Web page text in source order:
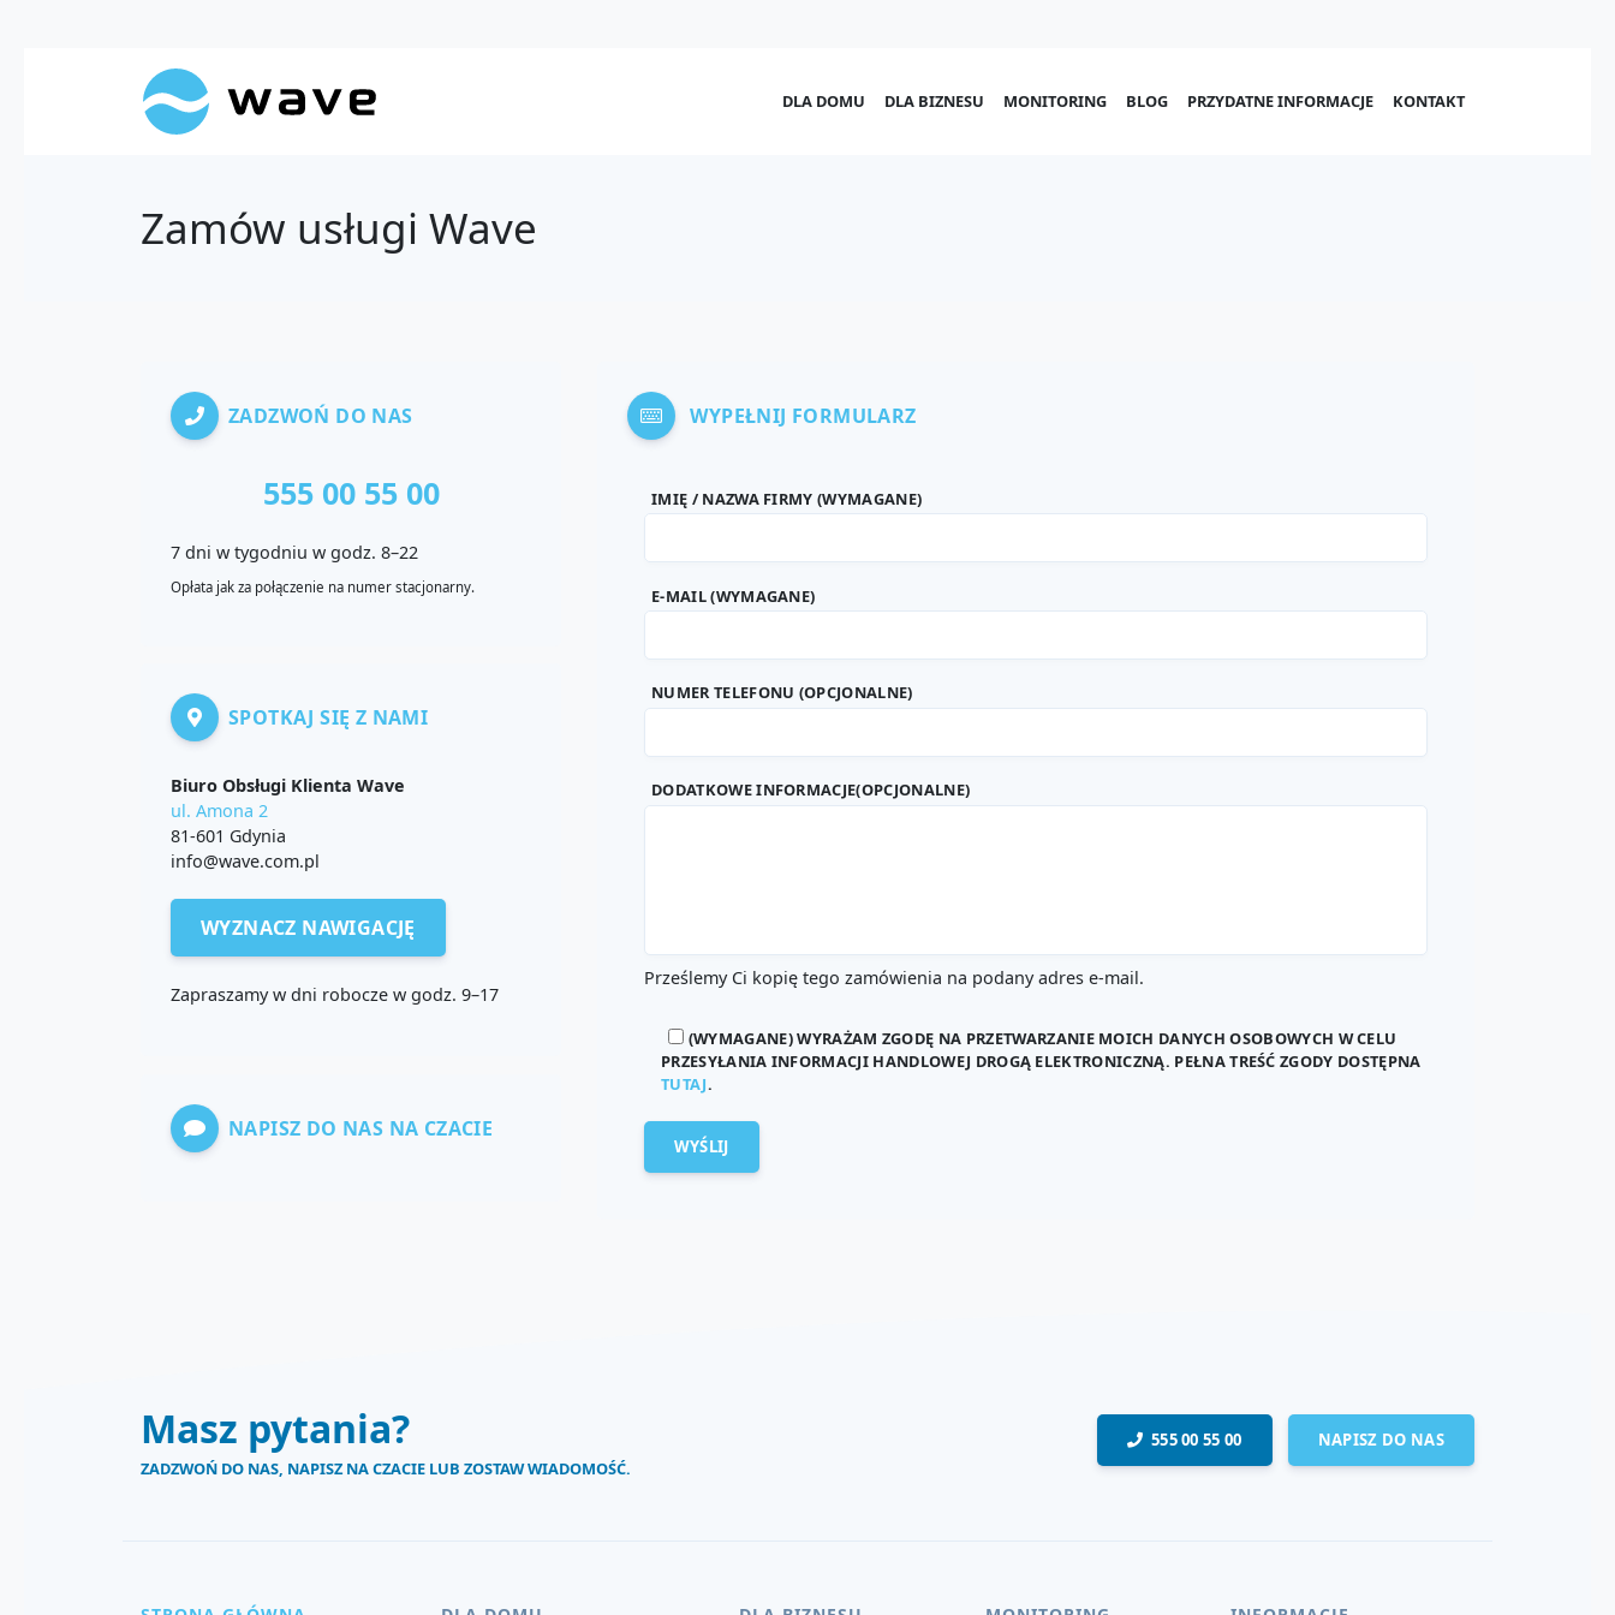
DLA DOMU DLA BIZNESU MONITORING BLOG PRZYDATNE INFORMACJE KONTAKT
Zamów usługi Wave
ZADZWOŃ DO NAS
555 00 55 00
7 dni w tygodniu w godz. 8–22
Opłata jak za połączenie na numer stacjonarny.
SPOTKAJ SIĘ Z NAMI
Biuro Obsługi Klienta Wave
ul. Amona 2
81-601 Gdynia
info@wave.com.pl
WYZNACZ NAWIGACJĘ
Zapraszamy w dni robocze w godz. 9–17
NAPISZ DO NAS NA CZACIE
WYPEŁNIJ FORMULARZ
IMIĘ / NAZWA FIRMY (WYMAGANE)
E-MAIL (WYMAGANE)
NUMER TELEFONU (OPCJONALNE)
DODATKOWE INFORMACJE(OPCJONALNE)
Prześlemy Ci kopię tego zamówienia na podany adres e-mail.
(WYMAGANE) WYRAŻAM ZGODĘ NA PRZETWARZANIE MOICH DANYCH OSOBOWYCH W CELU
PRZESYŁANIA INFORMACJI HANDLOWEJ DROGĄ ELEKTRONICZNĄ. PEŁNA TREŚĆ ZGODY DOSTĘPNA
TUTAJ.
Masz pytania?
ZADZWOŃ DO NAS, NAPISZ NA CZACIE LUB ZOSTAW WIADOMOŚĆ.
555 00 55 00 NAPISZ DO NAS